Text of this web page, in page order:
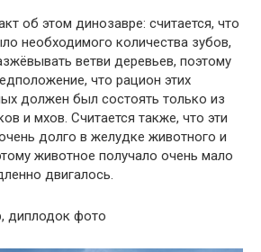
об этом динозавре: считается, что
необходимого количества зубов,
ветви деревьев, поэтому
что рацион этих
должен был состоять только из
и мхов. Считается также, что эти
долго в желудке животного и
животное получало очень мало
двигалось.
диплодок фото